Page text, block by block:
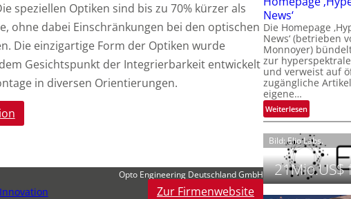
speziellen Optiken sind bis zu 70% kürzer als
ohne dabei Einschränkungen bei den optischen
Die einzigartige Form der Optiken wurde
Gesichtspunkt der Integrierbarkeit entwickelt
in diversen Orientierungen.
Opto Engineering Deutschland GmbH
Zur Firmenwebsite
n
i
g
h
t
2
0
2
6
e
l
i
g
t
s
c
h
a
n
S
e
r
s
t
ä
r
k
P
r
ä
s
e
n
z
News‘
Die Homepage
News‘ (betrieben
Monnoyer)
zur
und verweist auf
zugängliche
eigene…
Weiterlesen:
H
o
m
e
p
a
Bild: Elio Labs.
21Mio.US$